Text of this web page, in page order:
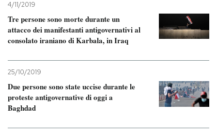
4/11/2019
Tre persone sono morte durante un
attacco dei manifestanti antigovernativi al
consolato iraniano di Karbala, in Iraq
25/10/2019
Due persone sono state uccise durante le
proteste antigovernative di oggi a
Baghdad